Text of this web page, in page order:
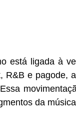
está ligada à
R&B e pagode,
da